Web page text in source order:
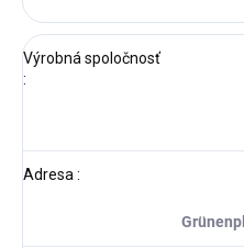
Výrobná spoločnosť
:
Adresa :